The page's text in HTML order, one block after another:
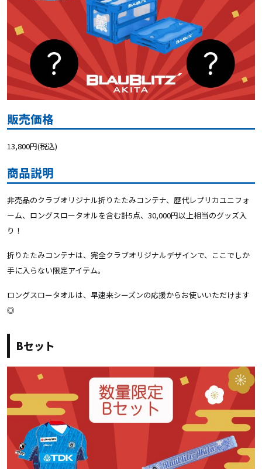
販売価格
13,800円(税込)
商品説明
非売品のクラブオリジナル折りたたみコンテナ、歴代レプリカユニフォ
ーム、ロングスロータオルを含む計5点、30,000円以上相当のグッズ入
り！
折りたたみコンテナは、完全クラブオリジナルデザインで、ここでしか
手に入らない限定アイテム。
ロングスロータオルは、早速来シーズンの応援からお使いいただけます
◎
Bセット